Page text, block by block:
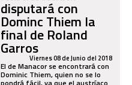
disputará con
Dominc Thiem la
final de Roland
GarrosViernes 08 de Junio del 2018
El de Manacor se encontrará con
Dominic Thiem, quien no se lo
pondrá fácil, ya que el austríaco